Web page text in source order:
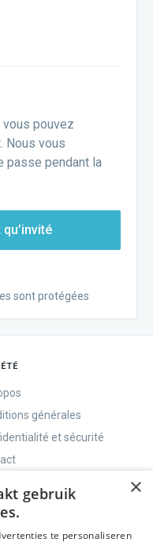
vous pouvez
Nous vous
passe pendant la
sont protégées
générales
et sécurité
×
gebruik
te personaliseren